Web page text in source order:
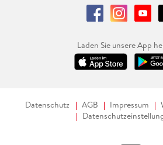
Laden Sie unsere App
Datenschutz AGB Impressum